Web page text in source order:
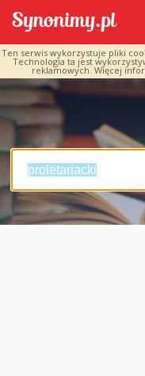
Ten serwis wykorzystuje pliki
Technologia ta jest
reklamowych. Więcej